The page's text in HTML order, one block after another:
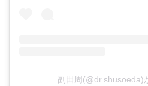
副田周(@dr.shusoeda)